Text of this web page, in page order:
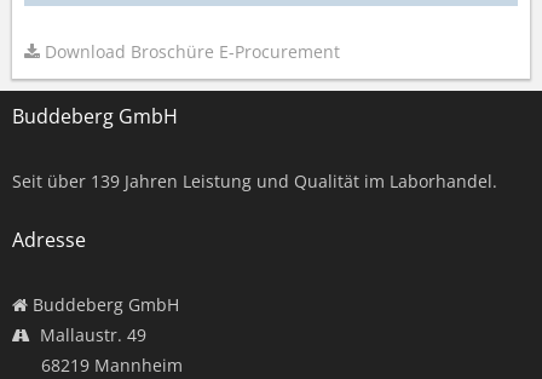
Download Broschüre E-Procurement
Buddeberg GmbH
Seit über 139 Jahren Leistung und Qualität im Laborhandel.
Adresse
Buddeberg GmbH
Mallaustr. 49
68219 Mannheim